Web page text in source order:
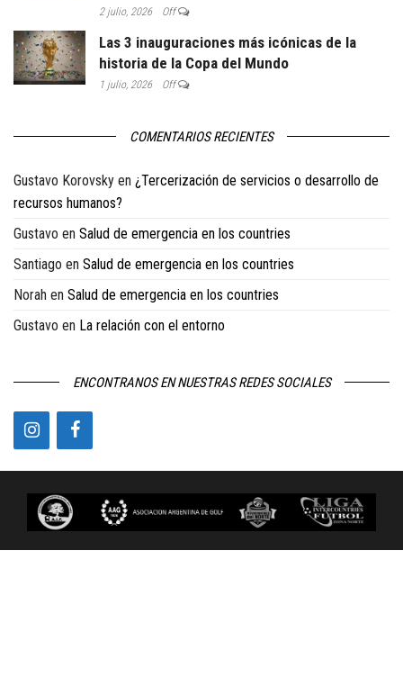
2 julio, 2026 Off
Las 3 inauguraciones más icónicas de la
historia de la Copa del Mundo
1 julio, 2026 Off
COMENTARIOS RECIENTES
Gustavo Korovsky en ¿Tercerización de servicios o desarrollo de
recursos humanos?
Gustavo en Salud de emergencia en los countries
Santiago en Salud de emergencia en los countries
Norah en Salud de emergencia en los countries
Gustavo en La relación con el entorno
ENCONTRANOS EN NUESTRAS REDES SOCIALES